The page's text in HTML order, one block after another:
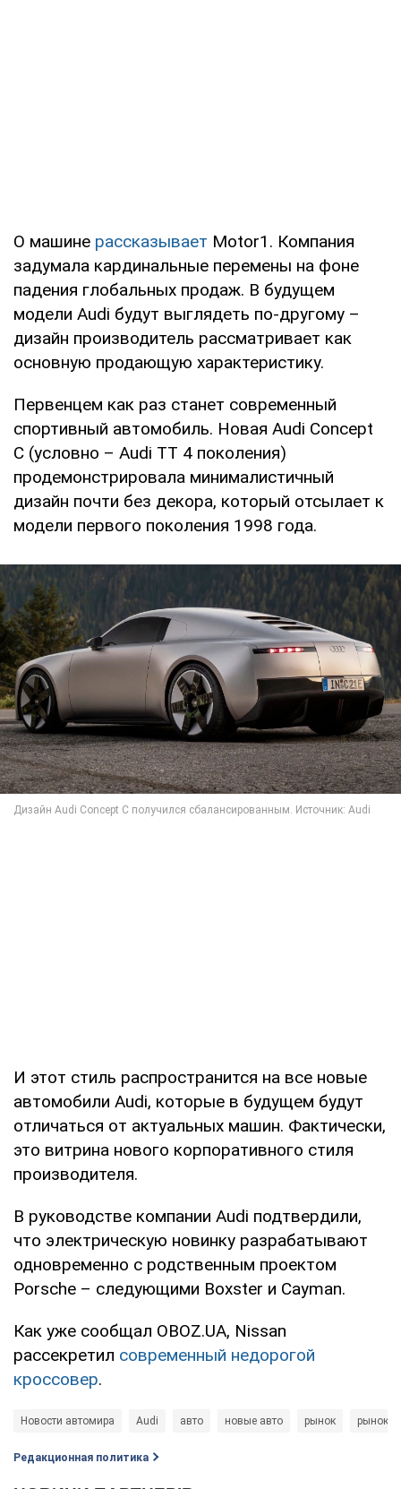
О машине рассказывает Motor1. Компания
задумала кардинальные перемены на фоне
падения глобальных продаж. В будущем
модели Audi будут выглядеть по-другому –
дизайн производитель рассматривает как
основную продающую характеристику.
Первенцем как раз станет современный
спортивный автомобиль. Новая Audi Concept
C (условно – Audi TT 4 поколения)
продемонстрировала минималистичный
дизайн почти без декора, который отсылает к
модели первого поколения 1998 года.
И этот стиль распространится на все новые
автомобили Audi, которые в будущем будут
отличаться от актуальных машин. Фактически,
это витрина нового корпоративного стиля
производителя.
В руководстве компании Audi подтвердили,
что электрическую новинку разрабатывают
одновременно с родственным проектом
Porsche – следующими Boxster и Cayman.
Как уже сообщал OBOZ.UA, Nissan
рассекретил современный недорогой
кроссовер.
Новости автомира Audi авто новые авто рынок рынок
Редакционная политика